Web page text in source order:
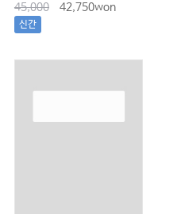
45,000
42,750won
신간